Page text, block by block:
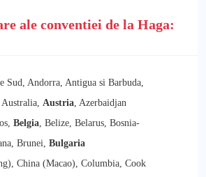
ale conventiei de la Haga:
Sud, Andorra, Antigua si Barbuda,
Austria , Azerbaidjan
Belgia , Belize, Belarus, Bosnia-
Brunei, Bulgaria
China (Macao), Columbia, Cook